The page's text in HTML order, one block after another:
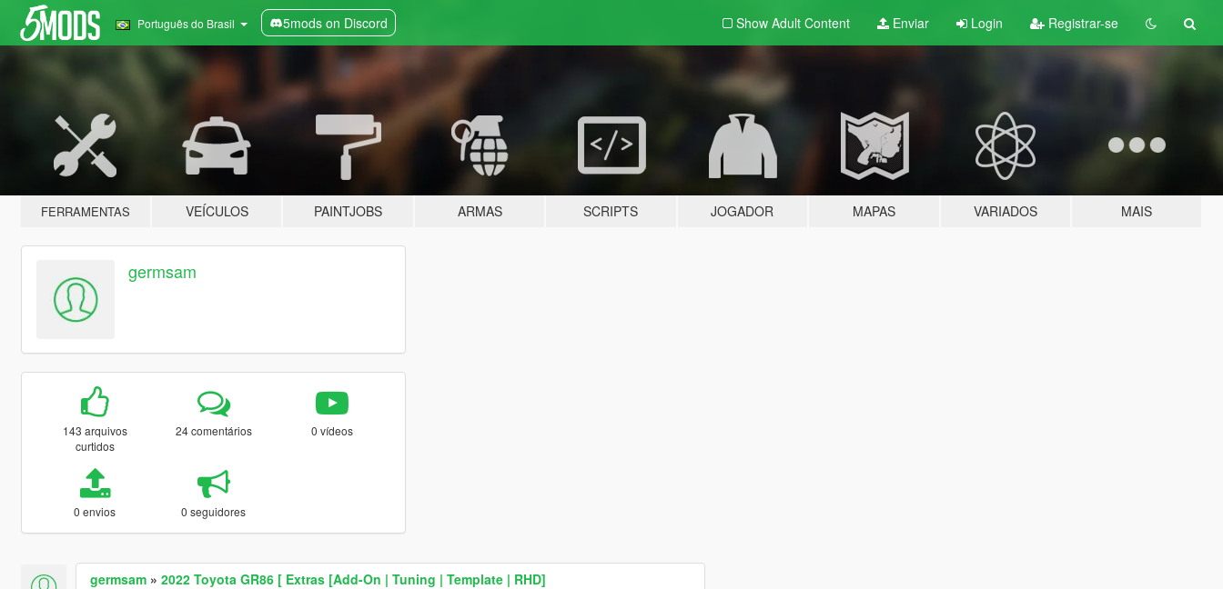
Português do Brasil 5mods on Discord Show Adult Content Enviar Login Registrar-se
FERRAMENTAS VEÍCULOS PAINTJOBS ARMAS SCRIPTS JOGADOR MAPAS VARIADOS MAIS
germsam
143 arquivos
curtidos
24 comentários 0 vídeos
0 envios 0 seguidores
germsam» 2022 Toyota GR86 [ Extras [Add-On | Tuning | Template | RHD]